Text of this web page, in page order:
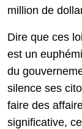
million de
Dire que ces
est un
du
silence ses
faire des
significative,